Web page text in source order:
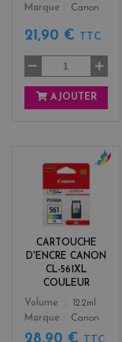
Marque
Canon
21,90 € TTC
AJOUTER
CARTOUCHE
D'ENCRE CANON
CL-561XL
COULEUR
Color
r
s
Volume
12.2ml
Marque
Canon
TTC